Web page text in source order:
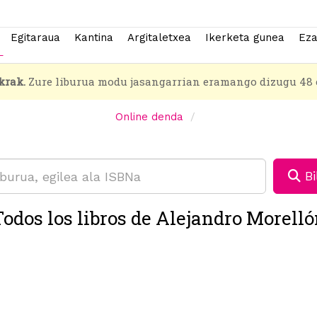
Egitaraua Kantina Argitaletxea Ikerketa gunea
Zure liburua modu jasangarrian eramango dizugu 48
Online denda
los libros de Alejandro